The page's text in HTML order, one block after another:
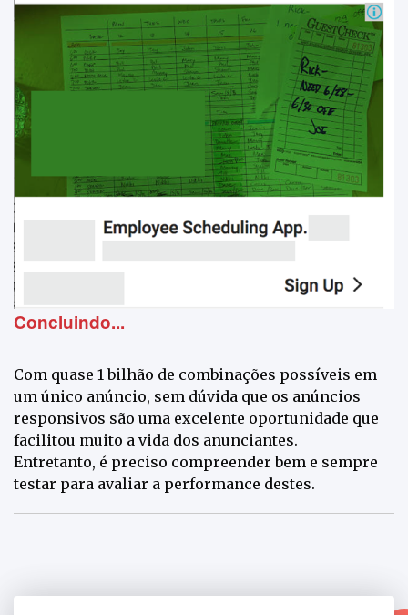
Concluindo...
Com quase 1 bilhão de combinações possíveis em
um único anúncio, sem dúvida que os anúncios
responsivos são uma excelente oportunidade que
facilitou muito a vida dos anunciantes.
Entretanto, é preciso compreender bem e sempre
testar para avaliar a performance destes.